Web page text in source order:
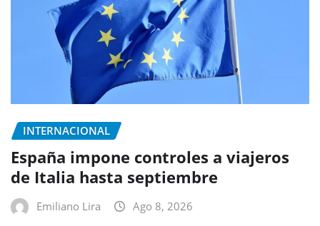
INTERNACIONAL
España impone controles a viajeros
de Italia hasta septiembre
Emiliano Lira Ago 8, 2026